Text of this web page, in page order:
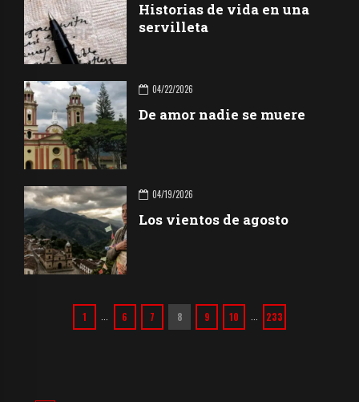
Historias de vida en una
servilleta
04/22/2026
De amor nadie se muere
04/19/2026
Los vientos de agosto
1 6 7 8 9 10 233